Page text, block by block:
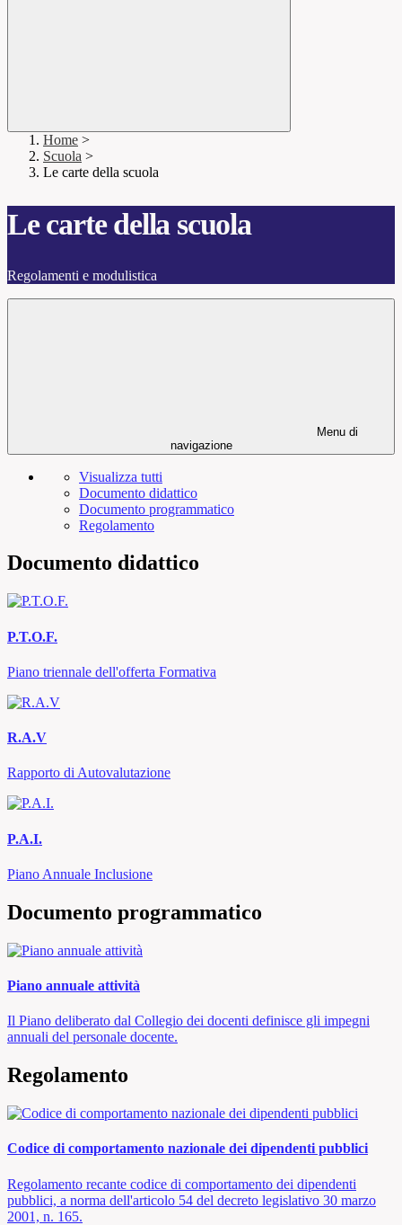
Home >
Scuola >
Le carte della scuola
Le carte della scuola
Regolamenti e modulistica
Menu di
navigazione
Visualizza tutti
Documento didattico
Documento programmatico
Regolamento
Documento didattico
P.T.O.F.
Piano triennale dell'offerta Formativa
R.A.V
Rapporto di Autovalutazione
P.A.I.
Piano Annuale Inclusione
Documento programmatico
Piano annuale attività
Il Piano deliberato dal Collegio dei docenti definisce gli impegni
annuali del personale docente.
Regolamento
Codice di comportamento nazionale dei dipendenti pubblici
Regolamento recante codice di comportamento dei dipendenti
pubblici, a norma dell'articolo 54 del decreto legislativo 30 marzo
2001, n. 165.